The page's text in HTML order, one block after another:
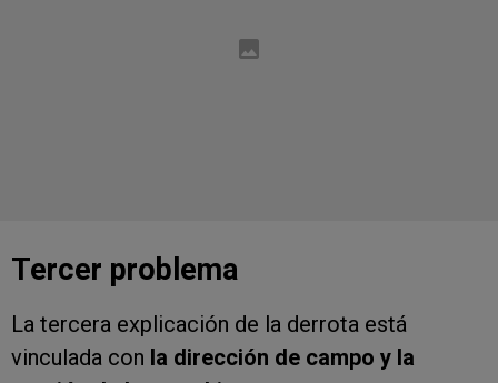
Tercer problema
La tercera explicación de la derrota está
vinculada con la dirección de campo y la